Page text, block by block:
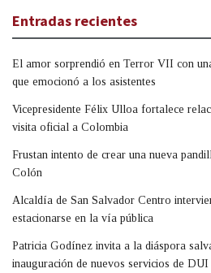
Entradas recientes
El amor sorprendió en Terror VII con
que emocionó a los asistentes
Vicepresidente Félix Ulloa fortalece
visita oficial a Colombia
Frustan intento de crear una nueva
Colón
Alcaldía de San Salvador Centro
estacionarse en la vía pública
Patricia Godínez invita a la diáspora
inauguración de nuevos servicios de DUI